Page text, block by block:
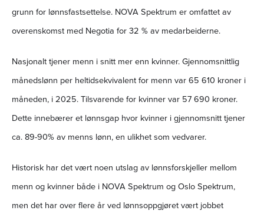
grunn for lønnsfastsettelse. NOVA Spektrum er omfattet av
overenskomst med Negotia for 32 % av medarbeiderne.
Nasjonalt tjener menn i snitt mer enn kvinner. Gjennomsnittlig
månedslønn per heltidsekvivalent for menn var 65 610 kroner i
måneden, i 2025. Tilsvarende for kvinner var 57 690 kroner.
Dette innebærer et lønnsgap hvor kvinner i gjennomsnitt tjener
ca. 89-90% av menns lønn, en ulikhet som vedvarer.
Historisk har det vært noen utslag av lønnsforskjeller mellom
menn og kvinner både i NOVA Spektrum og Oslo Spektrum,
men det har over flere år ved lønnsoppgjøret vært jobbet